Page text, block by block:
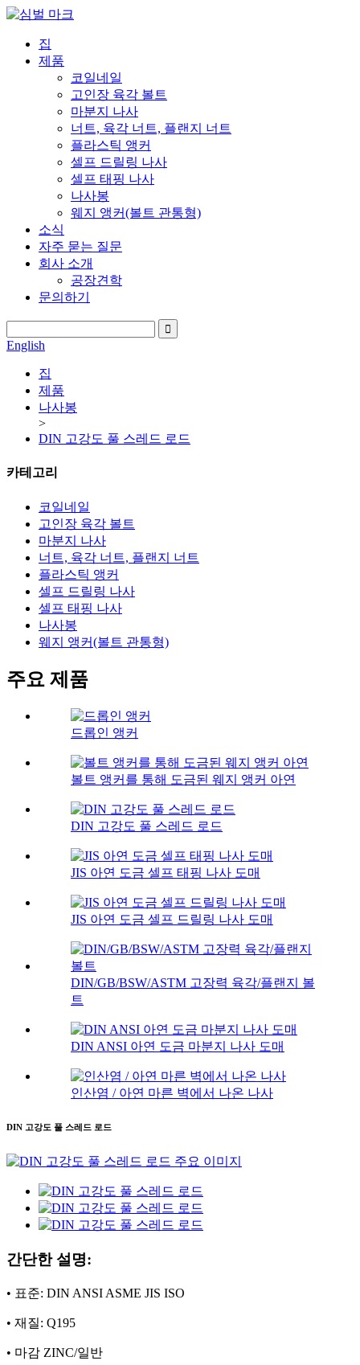
집
제품
코일네일
고인장 육각 볼트
마분지 나사
너트, 육각 너트, 플랜지 너트
플라스틱 앵커
셀프 드릴링 나사
셀프 태핑 나사
나사봉
웨지 앵커(볼트 관통형)
소식
자주 묻는 질문
회사 소개
공장견학
문의하기
English
집
제품
나사봉
>
DIN 고강도 풀 스레드 로드
카테고리
코일네일
고인장 육각 볼트
마분지 나사
너트, 육각 너트, 플랜지 너트
플라스틱 앵커
셀프 드릴링 나사
셀프 태핑 나사
나사봉
웨지 앵커(볼트 관통형)
주요 제품
드롭인 앵커
볼트 앵커를 통해 도금된 웨지 앵커 아연
DIN 고강도 풀 스레드 로드
JIS 아연 도금 셀프 태핑 나사 도매
JIS 아연 도금 셀프 드릴링 나사 도매
DIN/GB/BSW/ASTM 고장력 육각/플랜지 볼
트
DIN ANSI 아연 도금 마분지 나사 도매
인산염 / 아연 마른 벽에서 나온 나사
DIN 고강도 풀 스레드 로드
간단한 설명:
• 표준: DIN ANSI ASME JIS ISO
• 재질: Q195
• 마감 ZINC/일반